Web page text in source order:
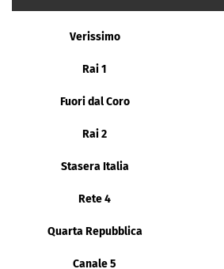
Verissimo
Rai 1
Fuori dal Coro
Rai 2
Stasera Italia
Rete 4
Quarta Repubblica
Canale 5